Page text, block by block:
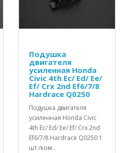
Подушка
двигателя
усиленная Honda
Civic 4th Ec/ Ed/ Ee/
Ef/ Crx 2nd Ef6/7/8
Hardrace Q0250
Подушка двигателя
усиленная Honda Civic
4th Ec/ Ed/ Ee/ Ef/ Crx 2nd
Ef6/7/8 Hardrace Q0250 1
шт./ком..